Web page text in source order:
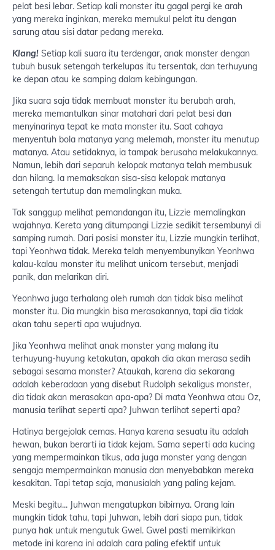
pelat besi lebar. Setiap kali monster itu gagal pergi ke arah
yang mereka inginkan, mereka memukul pelat itu dengan
sarung atau sisi datar pedang mereka.
Klang! Setiap kali suara itu terdengar, anak monster dengan
tubuh busuk setengah terkelupas itu tersentak, dan terhuyung
ke depan atau ke samping dalam kebingungan.
Jika suara saja tidak membuat monster itu berubah arah,
mereka memantulkan sinar matahari dari pelat besi dan
menyinarinya tepat ke mata monster itu. Saat cahaya
menyentuh bola matanya yang melemah, monster itu menutup
matanya. Atau setidaknya, ia tampak berusaha melakukannya.
Namun, lebih dari separuh kelopak matanya telah membusuk
dan hilang. Ia memaksakan sisa-sisa kelopak matanya
setengah tertutup dan memalingkan muka.
Tak sanggup melihat pemandangan itu, Lizzie memalingkan
wajahnya. Kereta yang ditumpangi Lizzie sedikit tersembunyi di
samping rumah. Dari posisi monster itu, Lizzie mungkin terlihat,
tapi Yeonhwa tidak. Mereka telah menyembunyikan Yeonhwa
kalau-kalau monster itu melihat unicorn tersebut, menjadi
panik, dan melarikan diri.
Yeonhwa juga terhalang oleh rumah dan tidak bisa melihat
monster itu. Dia mungkin bisa merasakannya, tapi dia tidak
akan tahu seperti apa wujudnya.
Jika Yeonhwa melihat anak monster yang malang itu
terhuyung-huyung ketakutan, apakah dia akan merasa sedih
sebagai sesama monster? Ataukah, karena dia sekarang
adalah keberadaan yang disebut Rudolph sekaligus monster,
dia tidak akan merasakan apa-apa? Di mata Yeonhwa atau Oz,
manusia terlihat seperti apa? Juhwan terlihat seperti apa?
Hatinya bergejolak cemas. Hanya karena sesuatu itu adalah
hewan, bukan berarti ia tidak kejam. Sama seperti ada kucing
yang mempermainkan tikus, ada juga monster yang dengan
sengaja mempermainkan manusia dan menyebabkan mereka
kesakitan. Tapi tetap saja, manusialah yang paling kejam.
Meski begitu... Juhwan mengatupkan bibirnya. Orang lain
mungkin tidak tahu, tapi Juhwan, lebih dari siapa pun, tidak
punya hak untuk mengutuk Gwel. Gwel pasti memikirkan
metode ini karena ini adalah cara paling efektif untuk